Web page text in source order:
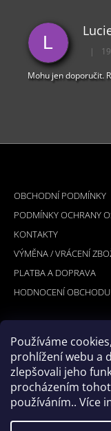
Používáme
prohlížení webu a
zlepšovali jeho
procházením
používáním.. Více
L |
Mohu jen doporučit.
Z
OBCHODNÍ PODMÍNKY
PODMÍNKY OCHRANY
KONTAKTY
VÝMĚNA / VRÁCENÍ
PLATBA A DOPRAVA
HODNOCENÍ OBCHODU
PŘIJÍMÁME